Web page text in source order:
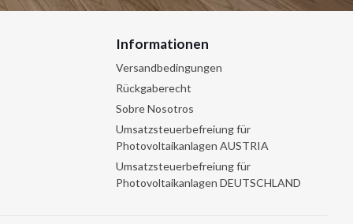
Informationen
Versandbedingungen
Rückgaberecht
Sobre Nosotros
Umsatzsteuerbefreiung für
Photovoltaikanlagen AUSTRIA
Umsatzsteuerbefreiung für
Photovoltaikanlagen DEUTSCHLAND